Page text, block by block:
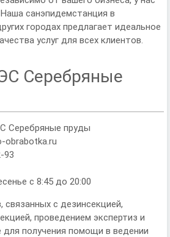
санэпидемстанция в
городах предлагает идеальное
услуг для всех клиентов.
Серебряные
Серебряные пруды
obrabotka.ru
93
с 8:45 до 20:00
с дезинсекцией,
проведением экспертиз и
получения помощи в ведении